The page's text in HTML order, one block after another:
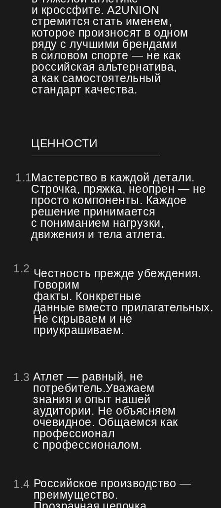
и кроссфите. A2UNION
стремится стать именем,
которое произносят в одном
ряду с лучшими брендами
в силовом спорте — не как
российская альтернатива,
а как самостоятельный
стандарт качества.
ЦЕННОСТИ
Мастерство в каждой детали.
Строчка, пряжка, неопрен — не
просто компоненты. Каждое
решение принимается
с пониманием нагрузки,
движения и тела атлета.
1.1
Честность прежде убеждения.
Говорим
факты. Конкретные
данные вместо прилагательных.
Не скрываем и не
приукрашиваем.
1.2
Атлет — равный, не
потребитель.Уважаем
знания и опыт нашей
аудитории. Не объясняем
очевидное. Общаемся как
профессионал
с профессионалом.
1.3
Российское производство —
преимущество.
1.4